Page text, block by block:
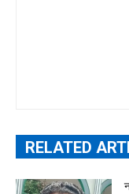
RELATED